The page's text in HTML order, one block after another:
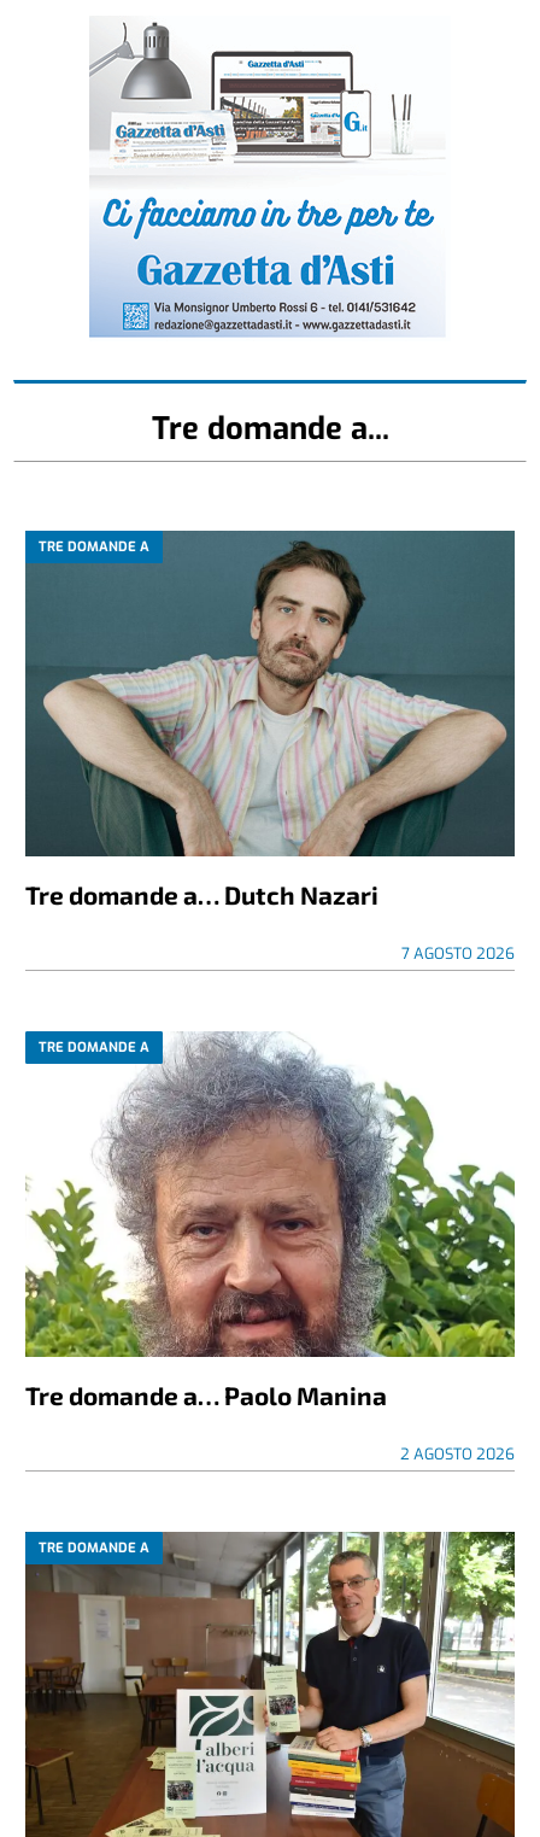
Tre domande a...
TRE DOMANDE A
Tre domande a… Dutch Nazari
7 AGOSTO 2026
TRE DOMANDE A
Tre domande a… Paolo Manina
2 AGOSTO 2026
TRE DOMANDE A